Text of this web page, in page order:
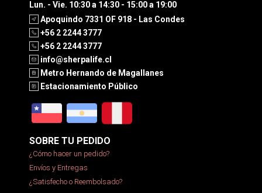
Lun. - Vie. 10:30 a 14:30 - 15:00 a 19:00
Apoquindo 7331 OF 918 - Las Condes
+56 2 2244 3777
+56 2 2244 3777
info@sherpalife.cl
Metro Hernando de Magallanes
Estacionamiento Público
SOBRE TU PEDIDO
¿Cómo hacer un pedido?
Envíos y Entregas
¿Satisfecho o Reembolsado?